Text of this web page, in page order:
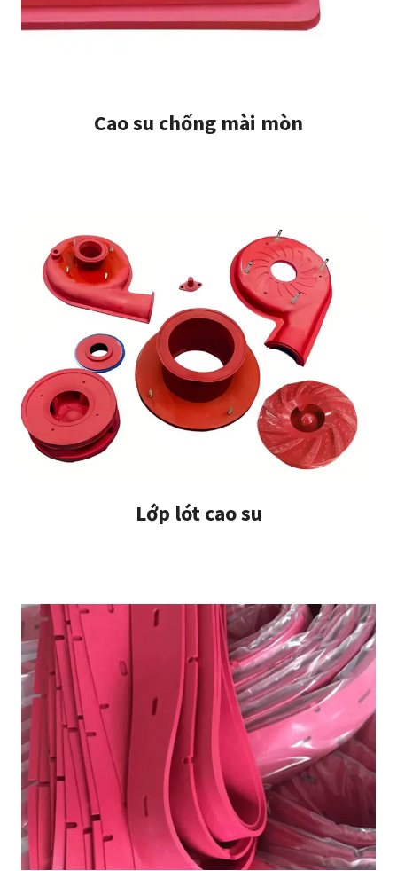
Cao su chống mài mòn
Lớp lót cao su